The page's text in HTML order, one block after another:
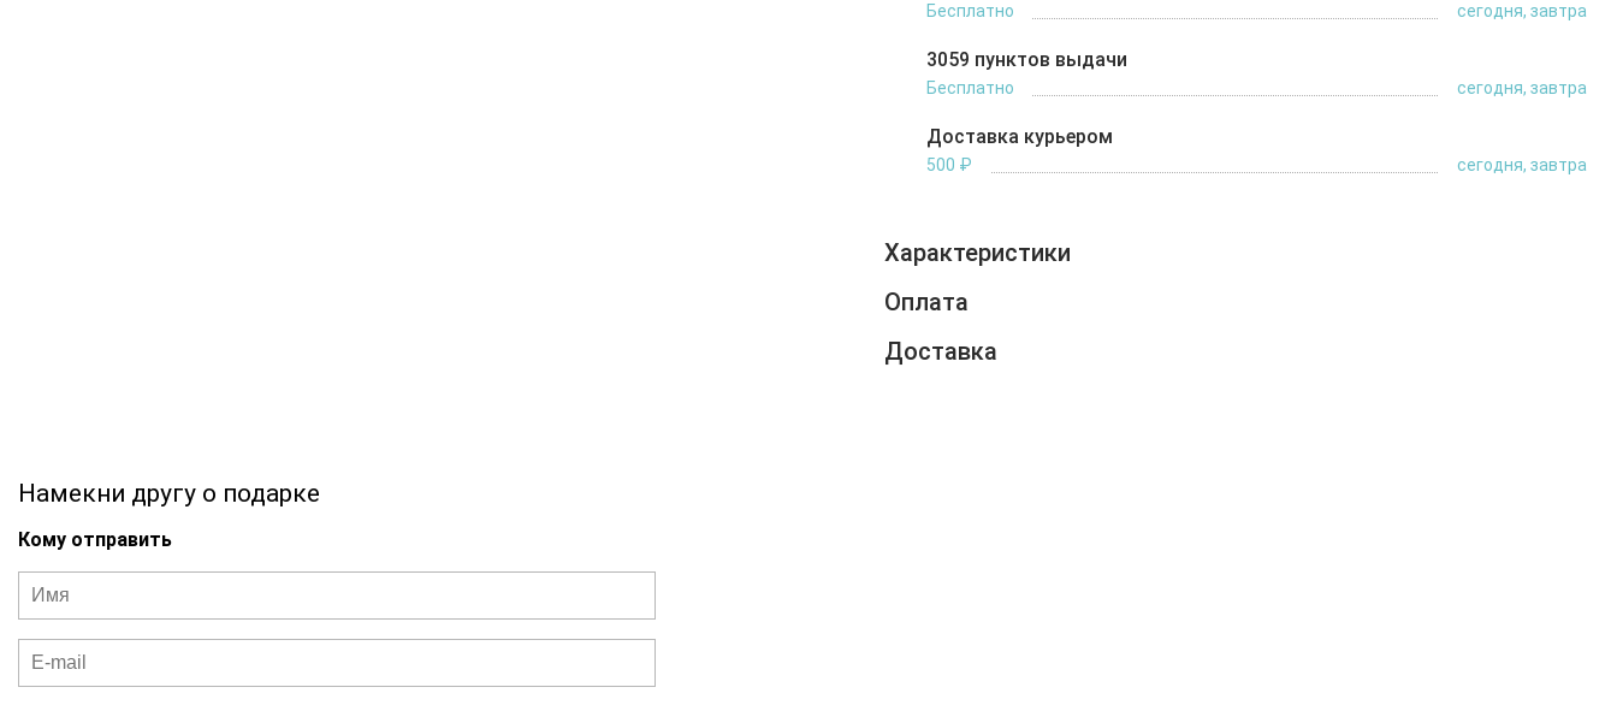
Бесплатно сегодня, завтра
3059 пунктов выдачи
Бесплатно сегодня, завтра
Доставка курьером
500 ₽ сегодня, завтра
Характеристики
Оплата
Доставка
Намекни другу о подарке
Кому отправить